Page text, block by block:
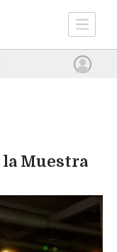
Muestra